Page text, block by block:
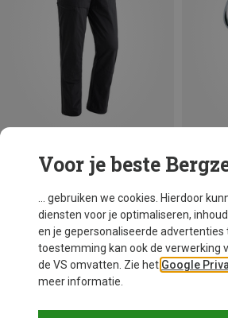
Je
Voor je beste
... gebruiken we cookies. Hierdoor
diensten voor je optimaliseren,
en je gepersonaliseerde advertenties
toestemming kan ook de verwerking
de VS omvatten. Zie het Google
meer informatie.